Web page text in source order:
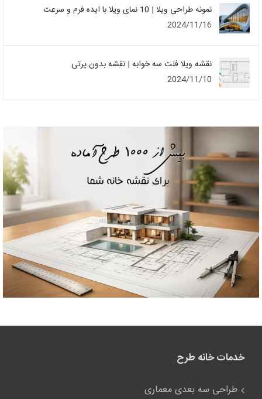
نمونه طراحی ویلا | 10 نمای ویلا با ایده فرم و سرعت
2024/11/16
نقشه ویلا فلت سه خوابه | نقشه بدون پرتی
2024/11/10
خدمات خانه طرح
طراحی سه بعدی معماری